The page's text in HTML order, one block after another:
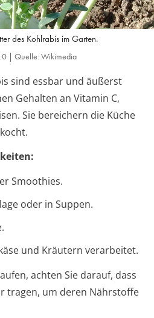
des Kohlrabis im Garten.
| Quelle: Wikimedia
sind essbar und äußerst
Gehalten an Vitamin C,
Sie bereichern die Küche
Smoothies.
oder in Suppen.
und Kräutern verarbeitet.
achten Sie darauf, dass
tragen, um deren Nährstoffe